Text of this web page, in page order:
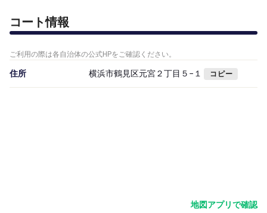
コート情報
ご利用の際は各自治体の公式HPをご確認ください。
住所 横浜市鶴見区元宮２丁目５−１ コピー
地図アプリで確認